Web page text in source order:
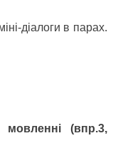
діалоги в парах.
(впр.3,